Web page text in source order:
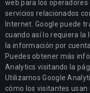
web para los
servicios relacionados
Internet. Google puede
cuando así lo requiera la
la información por
Puedes obtener más
Analytics visitando la
Utilizamos Google
cómo los visitantes usan